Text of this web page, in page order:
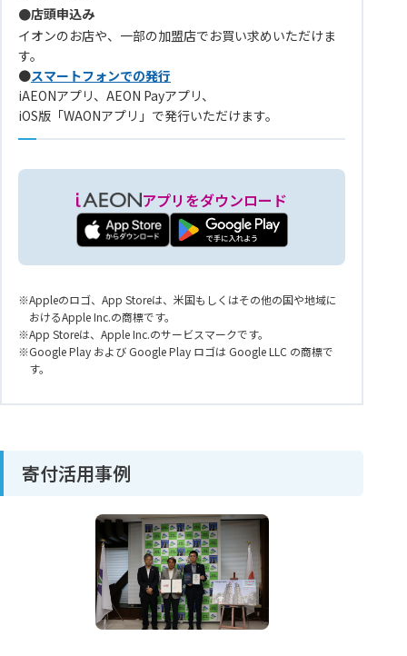
●店頭申込み
イオンのお店や、一部の加盟店でお買い求めいただけま
す。
●スマートフォンでの発行
iAEONアプリ、AEON Payアプリ、
iOS版「WAONアプリ」で発行いただけます。
アプリをダウンロード
Appleのロゴ、App Storeは、米国もしくはその他の国や地域に
おけるApple Inc.の商標です。
App Storeは、Apple Inc.のサービスマークです。
Google Play および Google Play ロゴは Google LLC の商標で
す。
寄付活用事例